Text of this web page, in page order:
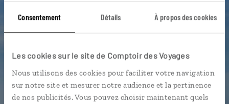
Consentement Détails À propos des cookies
Les cookies sur le site de Comptoir des Voyages
Nous utilisons des cookies pour faciliter votre navigation
sur notre site et mesurer notre audience et la pertinence
de nos publicités. Vous pouvez choisir maintenant quels
Cascada El Chorro del Cedro - La Gomera
Forêt de Laurisilva - La Gomera
César Manrique - Lanzarote